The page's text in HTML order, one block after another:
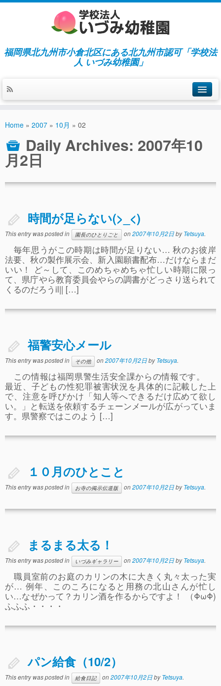
福岡県北九州市小倉北区にある北九州市認可「学校法
人 いづみ幼稚園」
施設紹介
通園について
事故や怪我について
卒園児進路
お知らせ
給食日記
園生活ブログ
募集概要(2歳児クラス)
保育料について
入会してから
園生活ブログ(2歳児クラス)
体験入園＆園見学
求人情報（園見学/自主実習も対応）
Home » 2007 » 10月 » 02
Daily Archives: 2007年10
月2日
時間が足らない(>_<)
This entry was posted in 園長のひとりごと on2007年10月2日byTetsuya.
毎年思うがこの時期は時間が足りない… 秋のお彼岸
法要、秋の製作展示会、新入園願書配布…だけならまだ
いい！ ど～して、このめちゃめちゃ忙しい時期に限っ
て、県庁やら教育委員会やらの調書がどっさり送られて
くるのだろうil|| […]
福警安心メール
This entry was posted in その他 on2007年10月2日byTetsuya.
この情報は福岡県警生活安全課からの情報です。
最近、子どもの性犯罪被害状況を具体的に記載した上
で、注意を呼びかけ「知人等へできるだけ広めて欲し
い。」と転送を依頼するチェーンメールが広がっていま
す。県警察ではこのよう […]
１０月のひとこと
This entry was posted in お寺の掲示伝道版 on2007年10月2日byTetsuya.
まるまる太る！
This entry was posted in いづみギャラリー on2007年10月2日byTetsuya.
職員室前のお庭のカリンの木に大きく丸々太った実
が… 例年、このころになると用務の北山さんが忙し
い…なぜかって？カリン酒を作るからですよ！ （ΦωΦ)
ふふふ・・・・
パン給食（10/2）
This entry was posted in 給食日記 on2007年10月2日byTetsuya.